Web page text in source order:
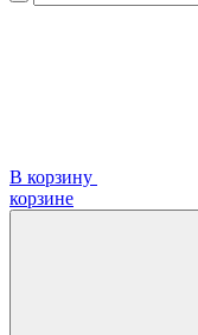
В корзину
корзинe